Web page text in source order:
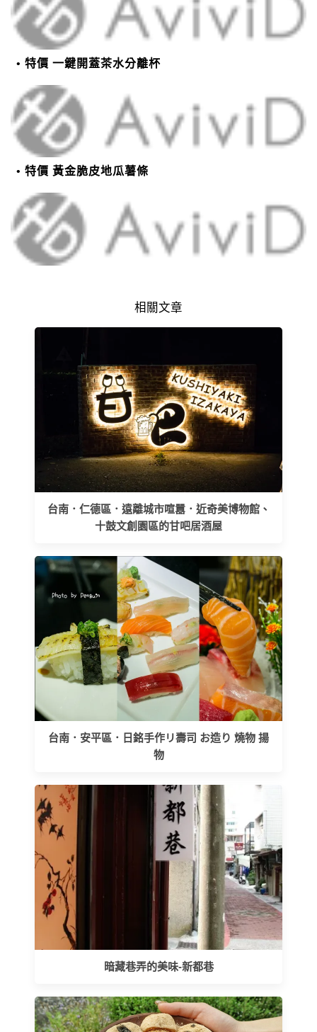
特價 一鍵開蓋茶水分離杯
特價 黃金脆皮地瓜薯條
相關文章
台南．仁德區．遠離城市喧囂．近奇美博物館、
十鼓文創園區的甘吧居酒屋
台南．安平區．日銘手作リ壽司 お造り 燒物 揚
物
暗藏巷弄的美味-新都巷